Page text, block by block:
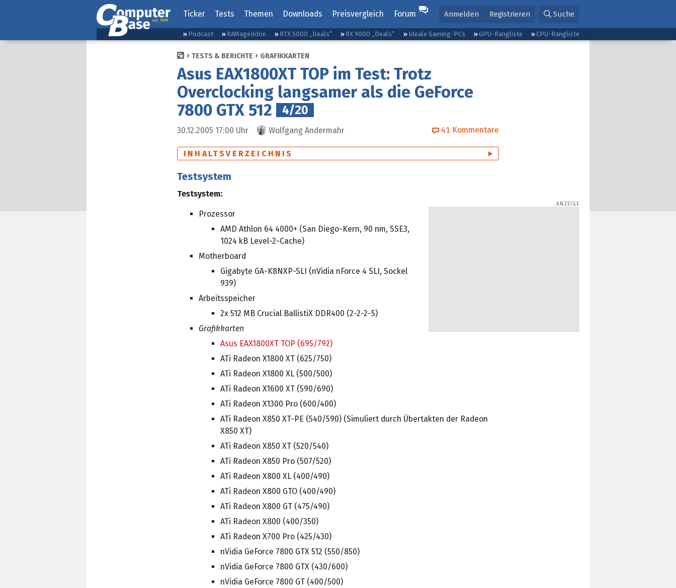
Ticker Tests Themen Downloads Preisvergleich Forum Anmelden Registrieren Suche
Podcast RAMageddon RTX 5000 „Deals“ RX 9000 „Deals“ Ideale Gaming-PCs GPU-Rangliste CPU-Rangliste
TESTS & BERICHTE GRAFIKKARTEN
Asus EAX1800XT TOP im Test: Trotz
Overclocking langsamer als die GeForce
7800 GTX 512
4/20
30.12.2005 17:00 Uhr Wolfgang Andermahr 41 Kommentare
INHALTSVERZEICHNIS
Testsystem
Testsystem:
Prozessor
AMD Athlon 64 4000+ (San Diego-Kern, 90 nm, SSE3,
1024 kB Level-2-Cache)
Motherboard
Gigabyte GA-K8NXP-SLI (nVidia nForce 4 SLI, Sockel
939)
Arbeitsspeicher
2x 512 MB Crucial BallistiX DDR400 (2-2-2-5)
Grafikkarten
Asus EAX1800XT TOP (695/792)
ATi Radeon X1800 XT (625/750)
ATi Radeon X1800 XL (500/500)
ATi Radeon X1600 XT (590/690)
ATi Radeon X1300 Pro (600/400)
ATi Radeon X850 XT-PE (540/590) (Simuliert durch Übertakten der Radeon
X850 XT)
ATi Radeon X850 XT (520/540)
ATi Radeon X850 Pro (507/520)
ATi Radeon X800 XL (400/490)
ATi Radeon X800 GTO (400/490)
ATi Radeon X800 GT (475/490)
ATi Radeon X800 (400/350)
ATi Radeon X700 Pro (425/430)
nVidia GeForce 7800 GTX 512 (550/850)
nVidia GeForce 7800 GTX (430/600)
nVidia GeForce 7800 GT (400/500)